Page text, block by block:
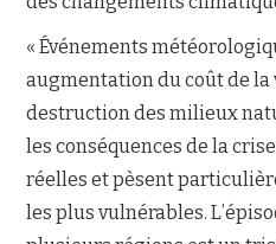
« Événements
augmentation du coût de la
destruction des milieux
les conséquences de la
réelles et pèsent
les plus vulnérables.